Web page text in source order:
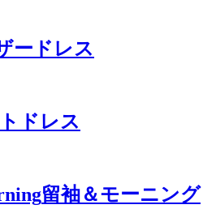
ードレス
ドレス
留袖＆モーニング